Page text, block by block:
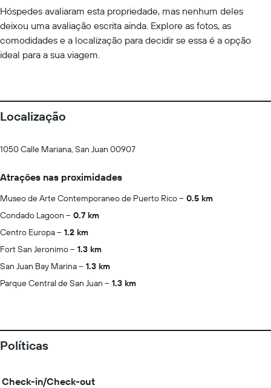
Hóspedes avaliaram esta propriedade, mas nenhum deles
deixou uma avaliação escrita ainda. Explore as fotos, as
comodidades e a localização para decidir se essa é a opção
ideal para a sua viagem.
Localização
1050 Calle Mariana, San Juan 00907
Atrações nas proximidades
Museo de Arte Contemporaneo de Puerto Rico
0.5 km
Condado Lagoon
0.7 km
Centro Europa
1.2 km
Fort San Jeronimo
1.3 km
San Juan Bay Marina
1.3 km
Parque Central de San Juan
1.3 km
Políticas
Check-in/Check-out